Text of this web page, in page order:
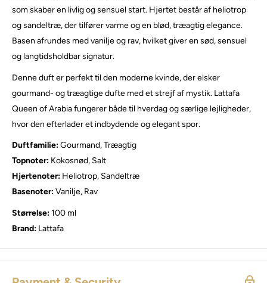
som skaber en livlig og sensuel start. Hjertet består af heliotrop
og sandeltræ, der tilfører varme og en blød, træagtig elegance.
Basen afrundes med vanilje og rav, hvilket giver en sød, sensuel
og langtidsholdbar signatur.
Denne duft er perfekt til den moderne kvinde, der elsker
gourmand- og træagtige dufte med et strejf af mystik. Lattafa
Queen of Arabia fungerer både til hverdag og særlige lejligheder,
hvor den efterlader et indbydende og elegant spor.
Duftfamilie:Gourmand, Træagtig
Topnoter: Kokosnød, Salt
Hjertenoter: Heliotrop, Sandeltræ
Basenoter:Vanilje, Rav
Størrelse:100 ml
Brand: Lattafa